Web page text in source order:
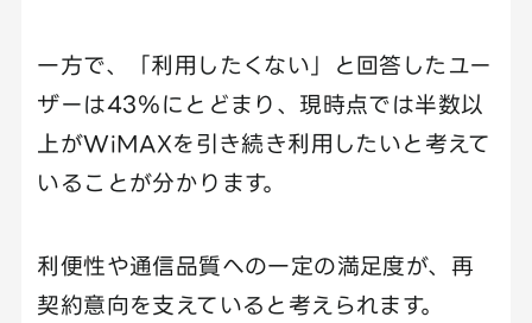
一方で、「利用したくない」と回答したユー
ザーは43％にとどまり、現時点では半数以
上がWiMAXを引き続き利用したいと考えて
いることが分かります。
利便性や通信品質への一定の満足度が、再
契約意向を支えていると考えられます。